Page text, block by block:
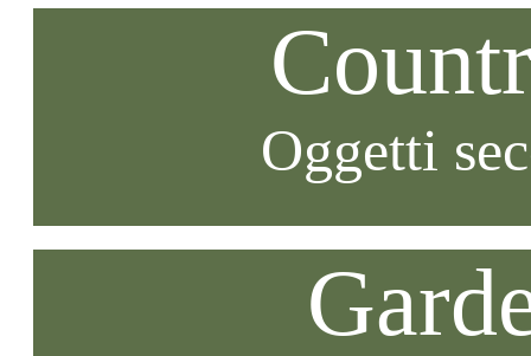
Oggetti